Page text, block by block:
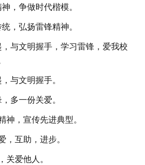
争做时代楷模。
弘扬雷锋精神。
文明握手，学习雷锋，爱我校
文明握手。
一份关爱。
，宣传先进典型。
互助，进步。
爱他人。